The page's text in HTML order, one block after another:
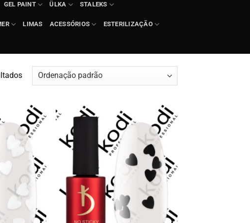
GEL PAINT ÜLKA STALEKS
LIMAS ACESSÓRIOS ESTERILIZAÇÃO